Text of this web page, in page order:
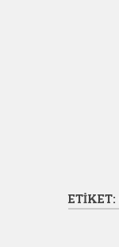
ETIKET: